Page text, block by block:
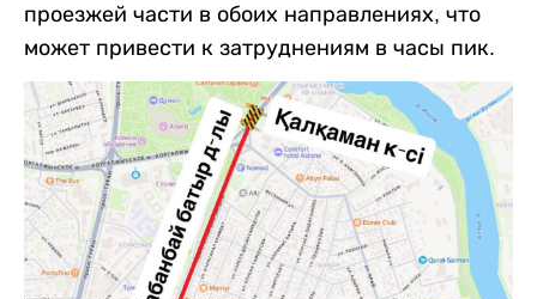
проезжей части в обоих направлениях, что
может привести к затруднениям в часы пик.